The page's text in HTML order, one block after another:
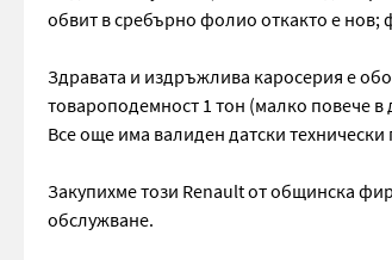
обвит в сребърно фолио откакто е нов;
Здравата и издръжлива каросерия е
товароподемност 1 тон (малко повече в
Все още има валиден датски
Закупихме този Renault от общинска
обслужване.